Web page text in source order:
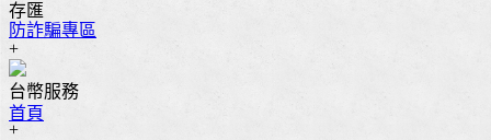
防詐騙專區
首頁
存匯
+
台幣服務
+